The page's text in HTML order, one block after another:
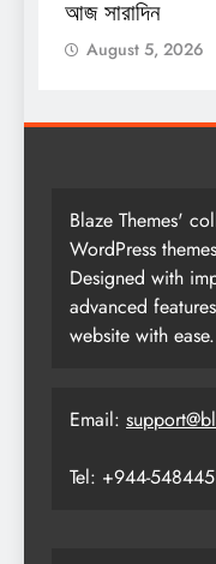
আজ সারাদিন
August 5, 2026
Blaze Themes'
WordPress
Designed with
advanced
website with
Email:
Tel: +944-